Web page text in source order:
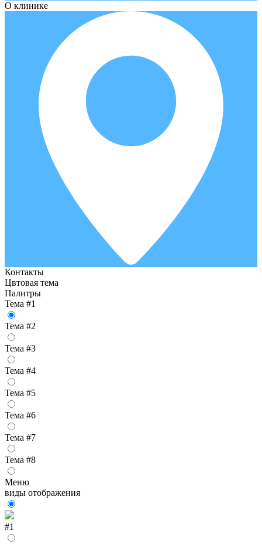
О клинике
Контакты
Цвтовая тема
Палитры
Тема #1
Тема #2
Тема #3
Тема #4
Тема #5
Тема #6
Тема #7
Тема #8
Меню
виды отображения
#1